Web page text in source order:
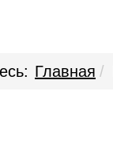
Главная